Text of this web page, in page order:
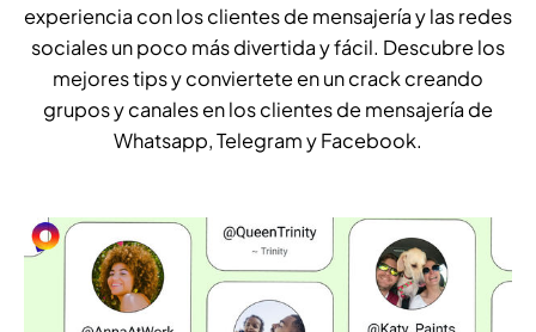
experiencia con los clientes de mensajería y las redes
sociales un poco más divertida y fácil. Descubre los
mejores tips y conviertete en un crack creando
grupos y canales en los clientes de mensajería de
Whatsapp, Telegram y Facebook.